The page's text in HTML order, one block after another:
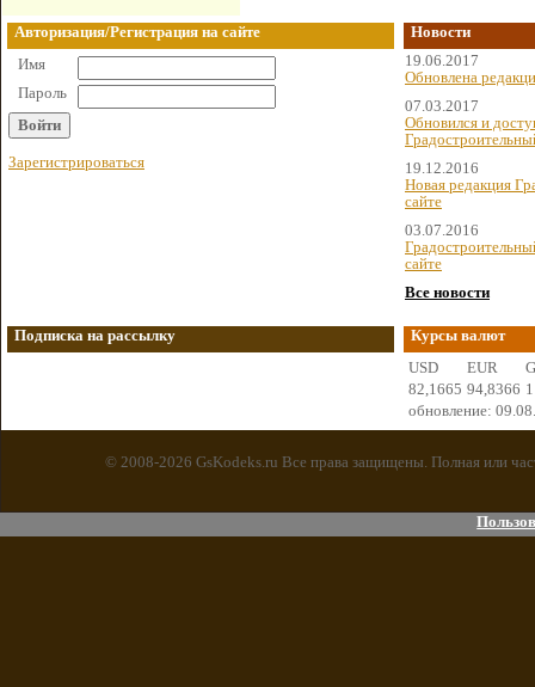
Авторизация/Регистрация на сайте
Имя
Пароль
Зарегистрироваться
Новости
19.06.2017
Обновлена
07.03.2017
Обновился и
19.12.2016
Новая редакция
сайте
03.07.2016
сайте
Все новости
Подписка на рассылку
Курсы валют
USD
EUR
82,1665 94,8366
обновление:
© 2008-2026 GsKodeks.ru Все права защищены. Полная или